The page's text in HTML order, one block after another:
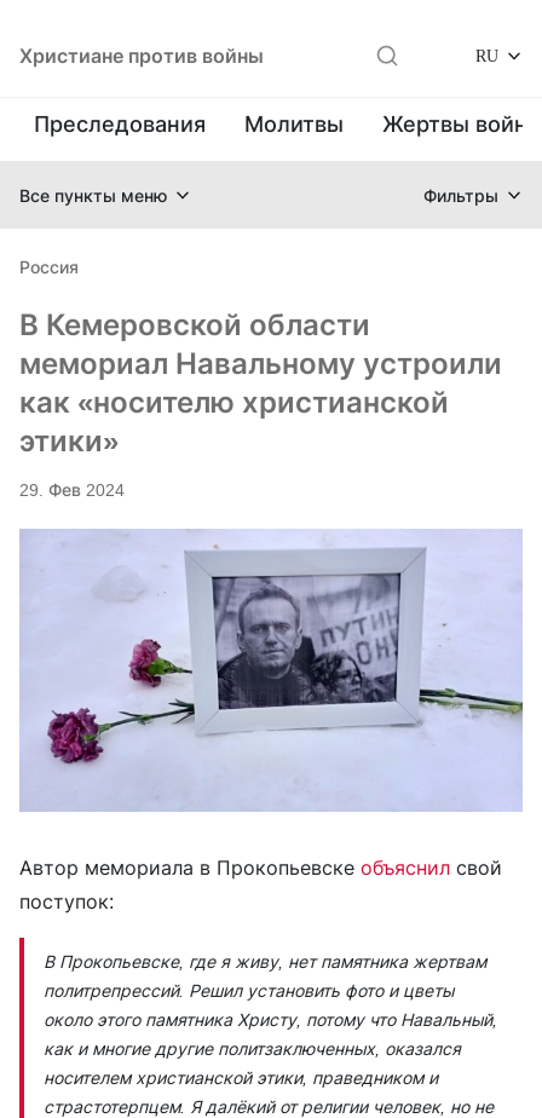
Христиане против войны RU
Преследования Молитвы Жертвы
Все пункты меню Фильтры
Россия
В Кемеровской области
мемориал Навальному устроили
как «носителю христианской
этики»
29. Фев 2024
Автор мемориала в Прокопьевске объяснил свой
поступок:
В Прокопьевске, где я живу, нет памятника жертвам
политрепрессий. Решил установить фото и цветы
около этого памятника Христу, потому что Навальный,
как и многие другие политзаключенных, оказался
носителем христианской этики, праведником и
страстотерпцем. Я далёкий от религии человек, но не